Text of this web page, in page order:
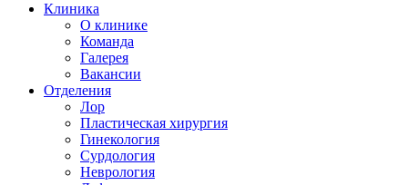
Клиника
О клинике
Команда
Галерея
Вакансии
Отделения
Лор
Пластическая хирургия
Гинекология
Сурдология
Неврология